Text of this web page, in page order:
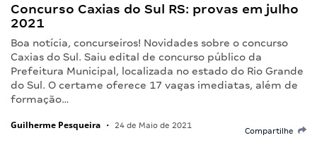
Concurso Caxias do Sul RS: provas em julho
2021
Boa notícia, concurseiros! Novidades sobre o concurso
Caxias do Sul. Saiu edital de concurso público da
Prefeitura Municipal, localizada no estado do Rio Grande
do Sul. O certame oferece 17 vagas imediatas, além de
formação…
Guilherme Pesqueira • 24 de Maio de 2021
Compartilhe